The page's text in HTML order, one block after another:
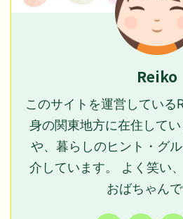
Reiko
このサイトを運営している
身の関東地方に在住して
や、暮らしのヒント・グ
介しています。 よく笑い
おばちゃんで